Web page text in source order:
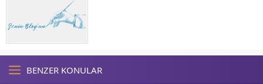
BENZER KONULAR